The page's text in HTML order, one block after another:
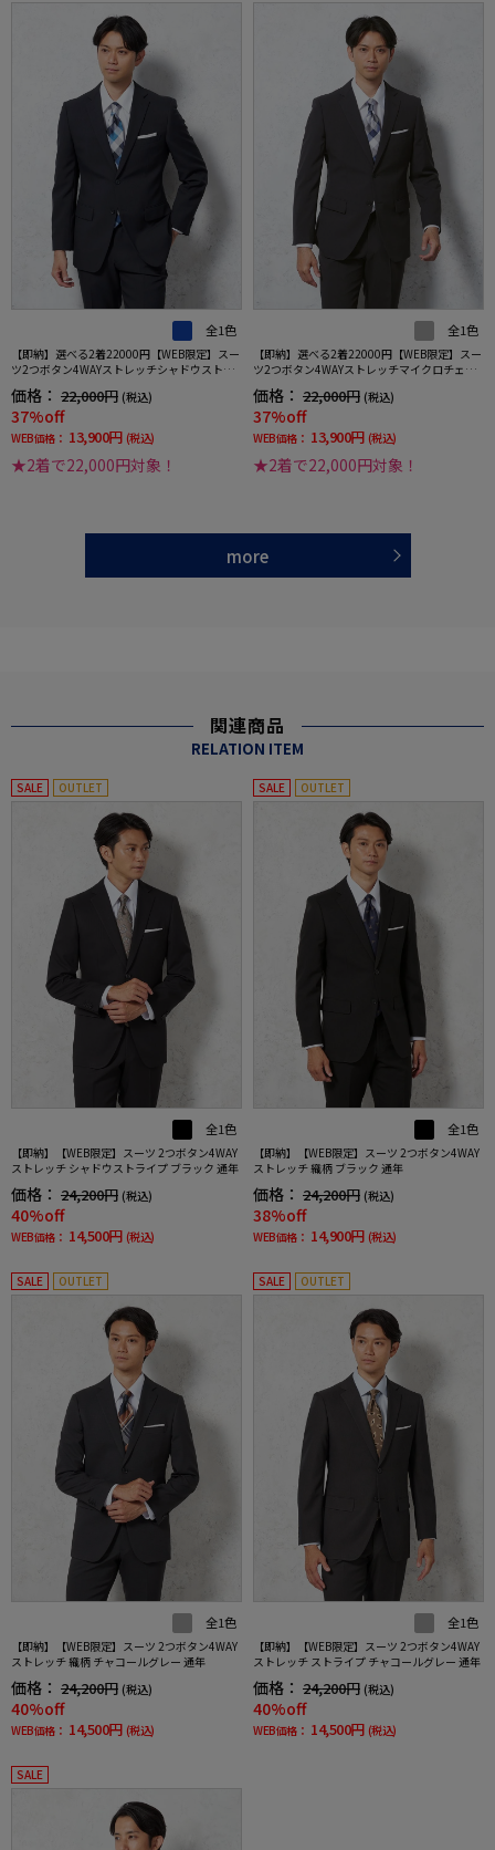
全1色
【即納】選べる2着22000円【WEB限定】スー
ツ2つボタン4WAYストレッチシャドウストラ
イプネイビー
価格： 22,000円 (税込)
37%off
WEB価格： 13,900円 (税込)
★2着で22,000円対象！
全1色
【即納】選べる2着22000円【WEB限定】スー
ツ2つボタン4WAYストレッチマイクロチェッ
クグレー
価格： 22,000円 (税込)
37%off
WEB価格： 13,900円 (税込)
★2着で22,000円対象！
more
関連商品
RELATION ITEM
SALE OUTLET
全1色
【即納】【WEB限定】スーツ 2つボタン4WAY
ストレッチ シャドウストライプ ブラック 通年
価格： 24,200円 (税込)
40%off
WEB価格： 14,500円 (税込)
SALE OUTLET
全1色
【即納】【WEB限定】スーツ 2つボタン4WAY
ストレッチ 織柄 ブラック 通年
価格： 24,200円 (税込)
38%off
WEB価格： 14,900円 (税込)
SALE OUTLET
全1色
【即納】【WEB限定】スーツ 2つボタン4WAY
ストレッチ 織柄 チャコールグレー 通年
価格： 24,200円 (税込)
40%off
WEB価格： 14,500円 (税込)
SALE OUTLET
全1色
【即納】【WEB限定】スーツ 2つボタン4WAY
ストレッチ ストライプ チャコールグレー 通年
価格： 24,200円 (税込)
40%off
WEB価格： 14,500円 (税込)
SALE